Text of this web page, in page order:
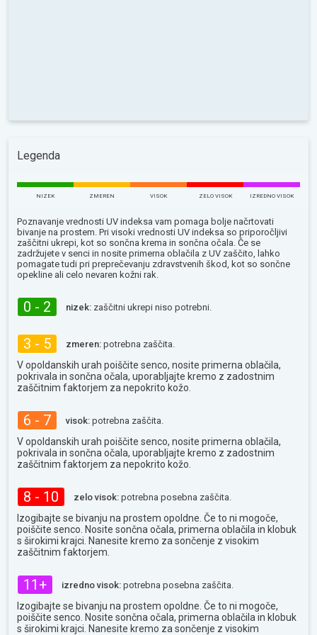
Legenda
NIZEK ZMEREN VISOK ZELO VISOK IZREDNO VISOK
Poznavanje vrednosti UV indeksa vam pomaga bolje načrtovati
bivanje na prostem. Pri visoki vrednosti UV indeksa so priporočljivi
zaščitni ukrepi, kot so sončna krema in sončna očala. Če se
zadržujete v senci in nosite primerna oblačila z UV zaščito, lahko
pomagate tudi pri preprečevanju zdravstvenih škod, kot so sončne
opekline ali celo nevaren kožni rak.
0 - 2 nizek: zaščitni ukrepi niso potrebni.
3 - 5 zmeren: potrebna zaščita.
V opoldanskih urah poiščite senco, nosite primerna oblačila,
pokrivala in sončna očala, uporabljajte kremo z zadostnim
zaščitnim faktorjem za nepokrito kožo.
6 - 7 visok: potrebna zaščita.
V opoldanskih urah poiščite senco, nosite primerna oblačila,
pokrivala in sončna očala, uporabljajte kremo z zadostnim
zaščitnim faktorjem za nepokrito kožo.
8 - 10 zelo visok: potrebna posebna zaščita.
Izogibajte se bivanju na prostem opoldne. Če to ni mogoče,
poiščite senco. Nosite sončna očala, primerna oblačila in klobuk
s širokimi krajci. Nanesite kremo za sončenje z visokim
zaščitnim faktorjem.
11+ izredno visok: potrebna posebna zaščita.
Izogibajte se bivanju na prostem opoldne. Če to ni mogoče,
poiščite senco. Nosite sončna očala, primerna oblačila in klobuk
s širokimi krajci. Nanesite kremo za sončenje z visokim